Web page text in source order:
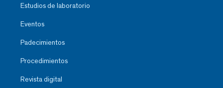
Estudios de laboratorio
Eventos
Padecimientos
Procedimientos
Revista digital